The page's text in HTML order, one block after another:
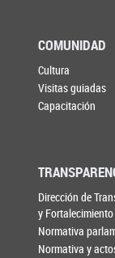
COMUNIDAD
Cultura
Visitas guiadas
Capacitación
Dirección de
y
Normativa
Normativa y